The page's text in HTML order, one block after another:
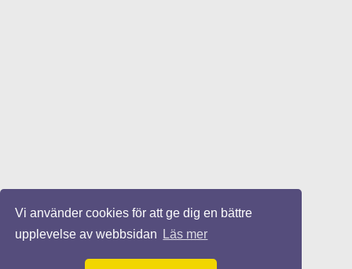
Vi använder cookies för att ge dig en bättre
upplevelse av webbsidan
Läs mer